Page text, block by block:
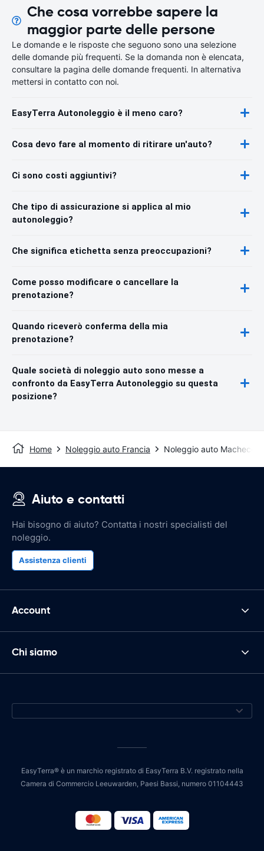
Che cosa vorrebbe sapere la
maggior parte delle persone
Le domande e le risposte che seguono sono una selezione
delle domande più frequenti. Se la domanda non è elencata,
consultare la pagina delle domande frequenti. In alternativa
mettersi in contatto con noi.
EasyTerra Autonoleggio è il meno caro?
Cosa devo fare al momento di ritirare un'auto?
Ci sono costi aggiuntivi?
Che tipo di assicurazione si applica al mio
autonoleggio?
Che significa etichetta senza preoccupazioni?
Come posso modificare o cancellare la
prenotazione?
Quando riceverò conferma della mia
prenotazione?
Quale società di noleggio auto sono messe a
confronto da EasyTerra Autonoleggio su questa
posizione?
Home Noleggio auto Francia Noleggio auto Machecoul
Aiuto e contatti
Hai bisogno di aiuto? Contatta i nostri specialisti del
noleggio.
Assistenza clienti
Account
Chi siamo
EasyTerra® è un marchio registrato di EasyTerra B.V. registrato nella
Camera di Commercio Leeuwarden, Paesi Bassi, numero 01104443